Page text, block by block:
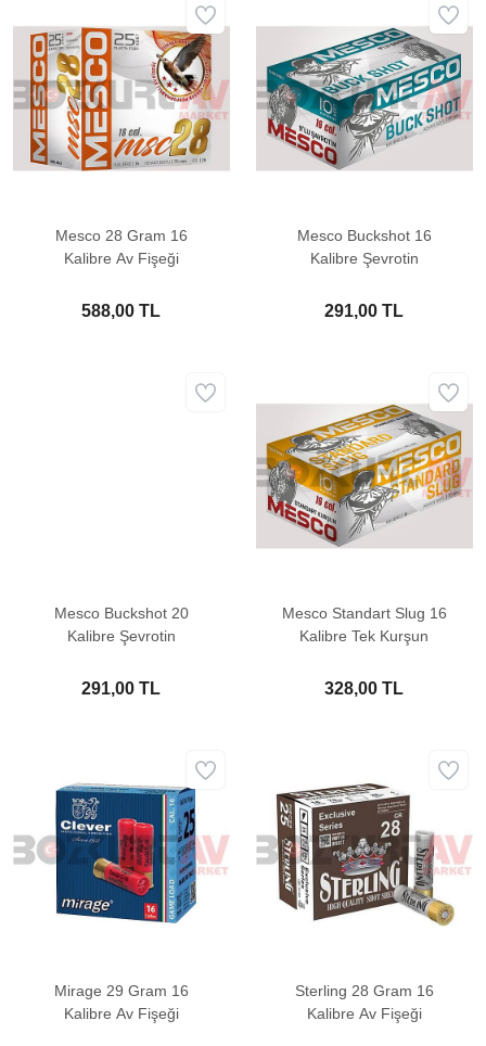
Mesco 28 Gram 16
Kalibre Av Fişeği
588,00 TL
Mesco Buckshot 16
Kalibre Şevrotin
291,00 TL
Mesco Buckshot 20
Kalibre Şevrotin
291,00 TL
Mesco Standart Slug 16
Kalibre Tek Kurşun
328,00 TL
Mirage 29 Gram 16
Kalibre Av Fişeği
Sterling 28 Gram 16
Kalibre Av Fişeği